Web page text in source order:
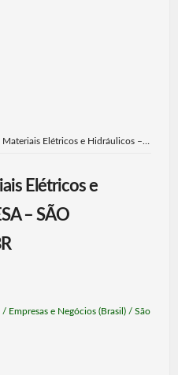
Materiais Elétricos e Hidráulicos –…
Elétricos e
– SÃO
/ Empresas e Negócios (Brasil)/ São